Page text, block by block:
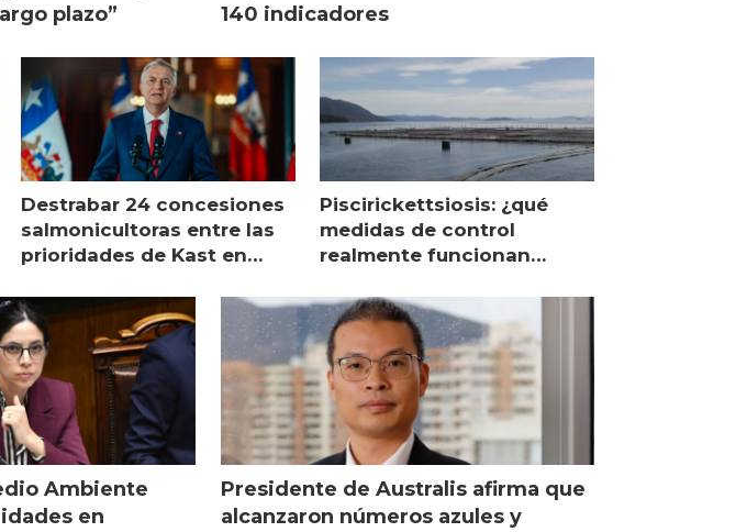
plazo”
140 indicadores
Destrabar 24 concesiones
salmonicultoras entre las
prioridades de Kast en
Piscirickettsiosis: ¿qué
medidas de control
realmente funcionan
Ambiente
en
Presidente de Australis afirma que
alcanzaron números azules y